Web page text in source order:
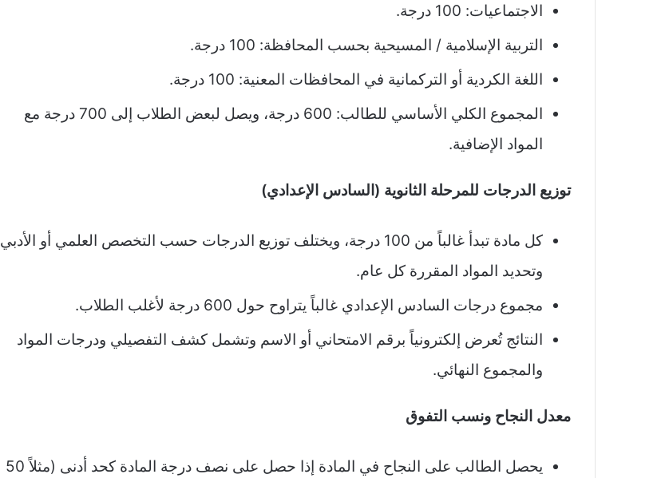
الاجتماعيات: 100 درجة.
التربية الإسلامية / المسيحية بحسب المحافظة: 100 درجة.
اللغة الكردية أو التركمانية في المحافظات المعنية: 100 درجة.
المجموع الكلي الأساسي للطالب: 600 درجة، ويصل لبعض الطلاب إلى 700 درجة مع
المواد الإضافية.
توزيع الدرجات للمرحلة الثانوية (السادس الإعدادي)
كل مادة تبدأ غالباً من 100 درجة، ويختلف توزيع الدرجات حسب التخصص العلمي أو الأدبي
وتحديد المواد المقررة كل عام.
مجموع درجات السادس الإعدادي غالباً يتراوح حول 600 درجة لأغلب الطلاب.
النتائج تُعرض إلكترونياً برقم الامتحاني أو الاسم وتشمل كشف التفصيلي ودرجات المواد
والمجموع النهائي.
معدل النجاح ونسب التفوق
يحصل الطالب على النجاح في المادة إذا حصل على نصف درجة المادة كحد أدنى (مثلاً 50